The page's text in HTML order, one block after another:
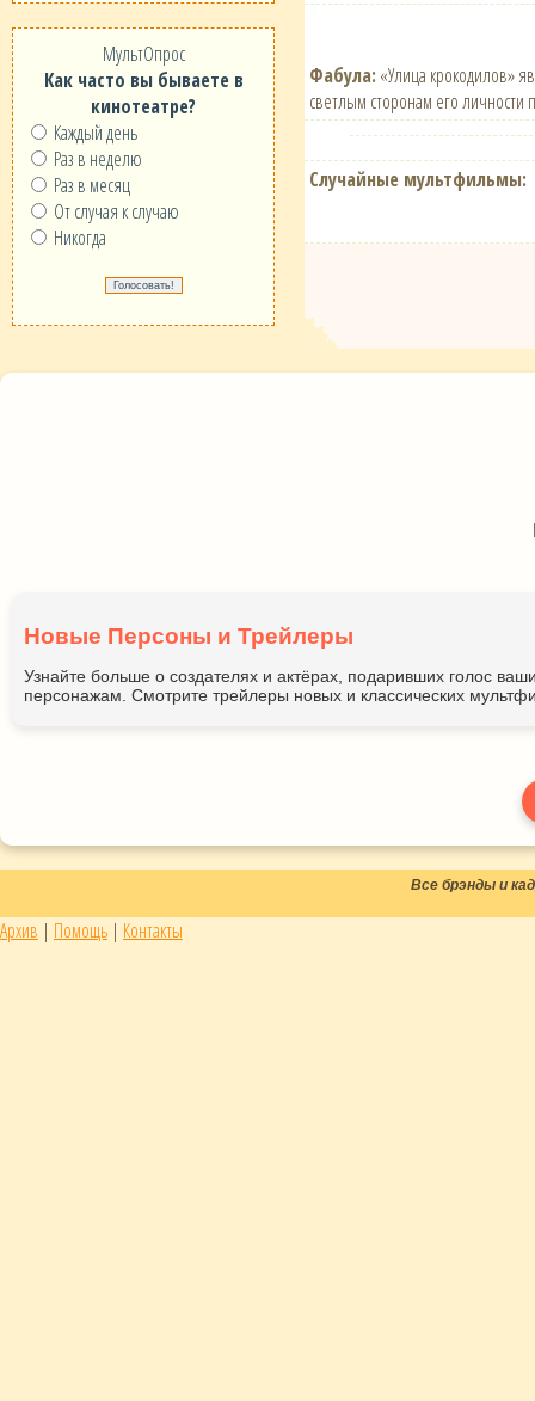
МультОпрос
Как часто вы бываете в
кинотеатре?
Каждый день
Раз в неделю
Раз в месяц
От случая к случаю
Никогда
Фабула: «Улица крокодилов»
светлым сторонам его личности
Случайные мультфильмы:
Новые Персоны и Трейлеры
Узнайте больше о создателях и актёрах, подаривших голос
персонажам. Смотрите трейлеры новых и классических
Все брэнды и
Архив | Помощь | Контакты